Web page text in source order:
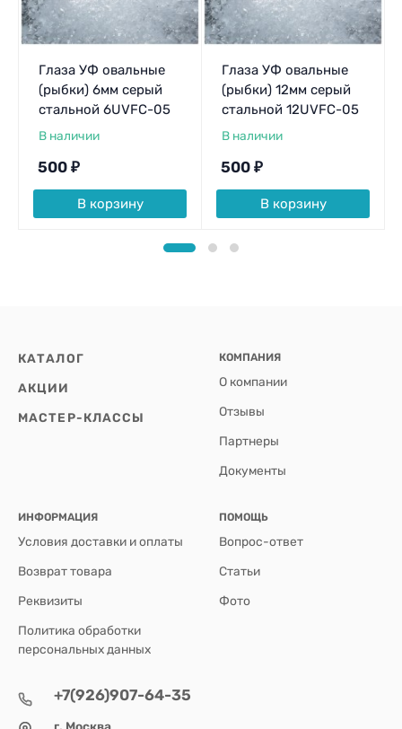
Глаза УФ овальные
(рыбки) 6мм серый
стальной 6UVFC-05
В наличии
500 ₽
В корзину
Глаза УФ овальные
(рыбки) 12мм серый
стальной 12UVFC-05
В наличии
500 ₽
В корзину
КАТАЛОГ
АКЦИИ
МАСТЕР-КЛАССЫ
КОМПАНИЯ
О компании
Отзывы
Партнеры
Документы
ИНФОРМАЦИЯ
Условия доставки и оплаты
Возврат товара
Реквизиты
Политика обработки
персональных данных
ПОМОЩЬ
Вопрос-ответ
Статьи
Фото
+7(926)907-64-35